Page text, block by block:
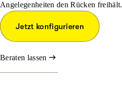
Angelegenheiten den Rücken freihält.
Jetzt konfigurieren
Beraten lassen